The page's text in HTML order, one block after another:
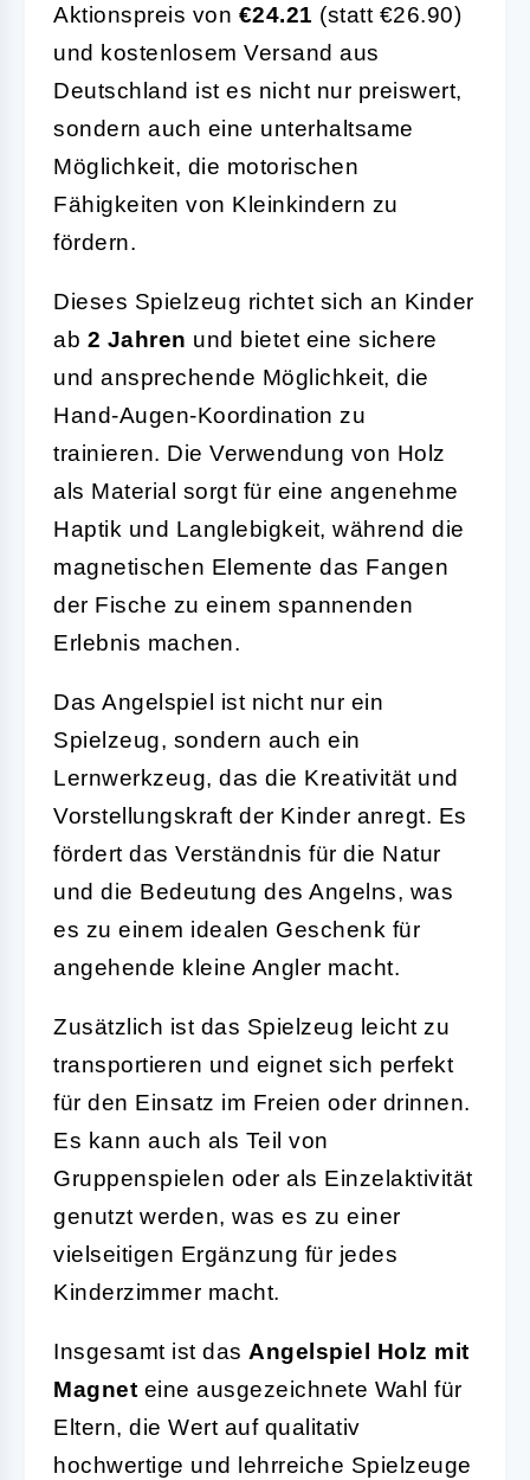
Aktionspreis von €24.21 (statt €26.90)
und kostenlosem Versand aus
Deutschland ist es nicht nur preiswert,
sondern auch eine unterhaltsame
Möglichkeit, die motorischen
Fähigkeiten von Kleinkindern zu
fördern.
Dieses Spielzeug richtet sich an Kinder
ab 2 Jahren und bietet eine sichere
und ansprechende Möglichkeit, die
Hand-Augen-Koordination zu
trainieren. Die Verwendung von Holz
als Material sorgt für eine angenehme
Haptik und Langlebigkeit, während die
magnetischen Elemente das Fangen
der Fische zu einem spannenden
Erlebnis machen.
Das Angelspiel ist nicht nur ein
Spielzeug, sondern auch ein
Lernwerkzeug, das die Kreativität und
Vorstellungskraft der Kinder anregt. Es
fördert das Verständnis für die Natur
und die Bedeutung des Angelns, was
es zu einem idealen Geschenk für
angehende kleine Angler macht.
Zusätzlich ist das Spielzeug leicht zu
transportieren und eignet sich perfekt
für den Einsatz im Freien oder drinnen.
Es kann auch als Teil von
Gruppenspielen oder als Einzelaktivität
genutzt werden, was es zu einer
vielseitigen Ergänzung für jedes
Kinderzimmer macht.
Insgesamt ist das Angelspiel Holz mit
Magnet eine ausgezeichnete Wahl für
Eltern, die Wert auf qualitativ
hochwertige und lehrreiche Spielzeuge